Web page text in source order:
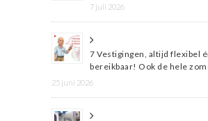
7 juli 2026
7 Vestigingen, altijd flexibel
bereikbaar! Ook de hele
25 juni 2026